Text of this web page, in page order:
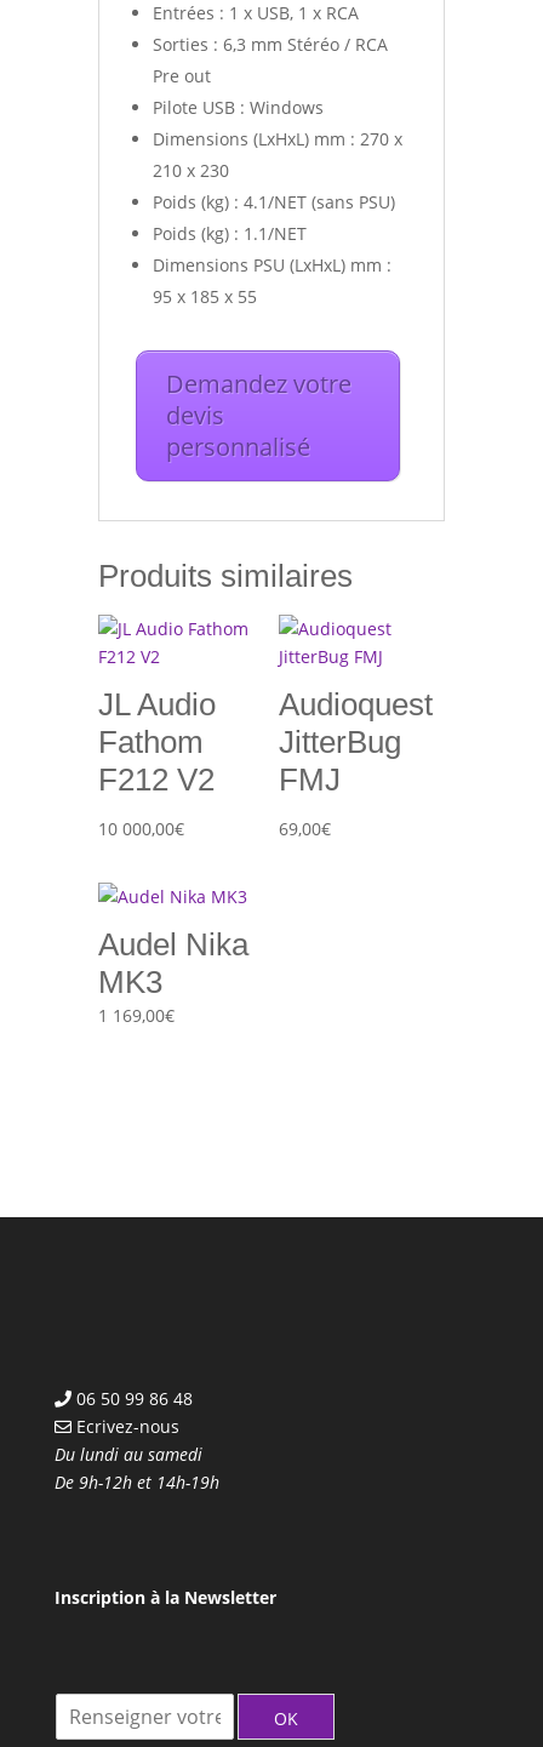
Entrées : 1 x USB, 1 x RCA
Sorties : 6,3 mm Stéréo / RCA
Pre out
Pilote USB : Windows
Dimensions (LxHxL) mm : 270 x
210 x 230
Poids (kg) : 4.1/NET (sans PSU)
Poids (kg) : 1.1/NET
Dimensions PSU (LxHxL) mm :
95 x 185 x 55
Demandez votre
devis
personnalisé
Produits similaires
JL Audio
Fathom
F212 V2
10 000,00€
Audioquest
JitterBug
FMJ
69,00€
Audel Nika
MK3
1 169,00€
06 50 99 86 48
Ecrivez-nous
Du lundi au samedi
De 9h-12h et 14h-19h
Inscription à la Newsletter
OK